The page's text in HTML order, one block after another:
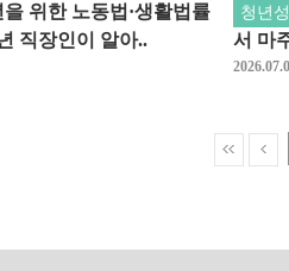
을 위한 노동법·생활법률
직장인이 알아..
청년
서 마